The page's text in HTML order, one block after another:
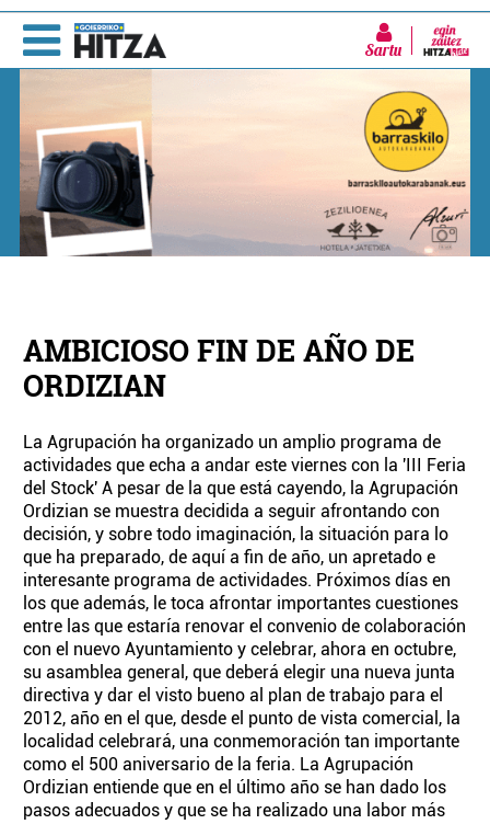
Sartu
AMBICIOSO FIN DE AÑO DE
ORDIZIAN
La Agrupación ha organizado un amplio programa de
actividades que echa a andar este viernes con la 'III Feria
del Stock' A pesar de la que está cayendo, la Agrupación
Ordizian se muestra decidida a seguir afrontando con
decisión, y sobre todo imaginación, la situación para lo
que ha preparado, de aquí a fin de año, un apretado e
interesante programa de actividades. Próximos días en
los que además, le toca afrontar importantes cuestiones
entre las que estaría renovar el convenio de colaboración
con el nuevo Ayuntamiento y celebrar, ahora en octubre,
su asamblea general, que deberá elegir una nueva junta
directiva y dar el visto bueno al plan de trabajo para el
2012, año en el que, desde el punto de vista comercial, la
localidad celebrará, una conmemoración tan importante
como el 500 aniversario de la feria. La Agrupación
Ordizian entiende que en el último año se han dado los
pasos adecuados y que se ha realizado una labor más